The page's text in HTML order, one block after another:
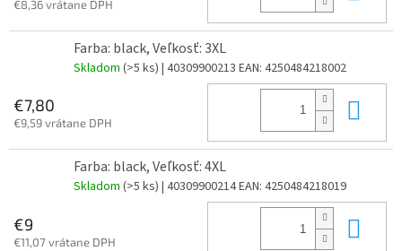
€8,36 vrátane DPH
Farba: black, Veľkosť: 3XL
Skladom (>5 ks) | 40309900213 EAN: 4250484218002
€7,80
€9,59 vrátane DPH
Farba: black, Veľkosť: 4XL
Skladom (>5 ks) | 40309900214EAN: 4250484218019
€9
€11,07 vrátane DPH